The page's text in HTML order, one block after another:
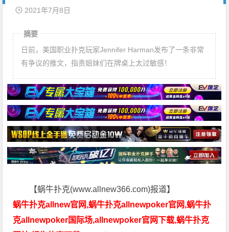
2021年7月8日
摘要
日前，美国职业扑克玩家Jennifer Harman发布了一条非常
有争议的推文，指责姐妹们在牌桌上太过敏感！
【蜗牛扑克(www.allnew366.com)报道】
蜗牛扑克allnew官网,蜗牛扑克allnewpoker官网,蜗牛扑
克allnewpoker国际场,allnewpoker官网下载,蜗牛扑克